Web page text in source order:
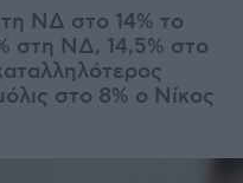
τη ΝΔ στο 14% το
στη ΝΔ, 14,5% στο
στο 8% ο Νίκος